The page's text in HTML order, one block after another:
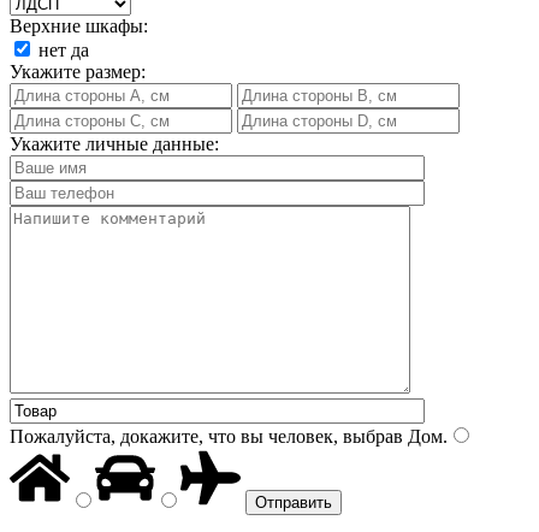
Верхние шкафы:
нет да
Укажите размер:
Укажите личные данные:
Пожалуйста, докажите, что вы человек, выбрав Дом.